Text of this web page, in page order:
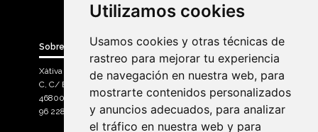
Utilizamos cookies
Usamos cookies y otras técnicas de
rastreo para mejorar tu experiencia
de navegación en nuestra web, para
mostrarte contenidos personalizados
y anuncios adecuados, para analizar
el tráfico en nuestra web y para
Utilizamos cookies
Usamos cookies y otras técnicas de
rastreo para mejorar tu experiencia
de navegación en nuestra web, para
mostrarte contenidos personalizados
y anuncios adecuados, para analizar
el tráfico en nuestra web y para
Historial de
Sobre Bicicletas Sanchis
Xàtiva Polígon Industrial
C, C/ Braçal del Roncador nave 10. >
46800, Xàtiva.
96 228 71 23